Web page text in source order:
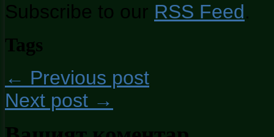
Subscribe to our RSS Feed.
Tags
← Previous post
Next post →